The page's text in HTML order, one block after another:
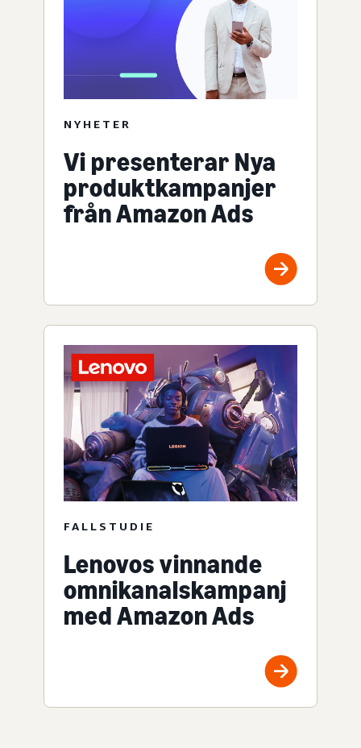
NYHETER
Vi presenterar Nya
produktkampanjer
från Amazon Ads
FALLSTUDIE
Lenovos vinnande
omnikanalskampanj
med Amazon Ads